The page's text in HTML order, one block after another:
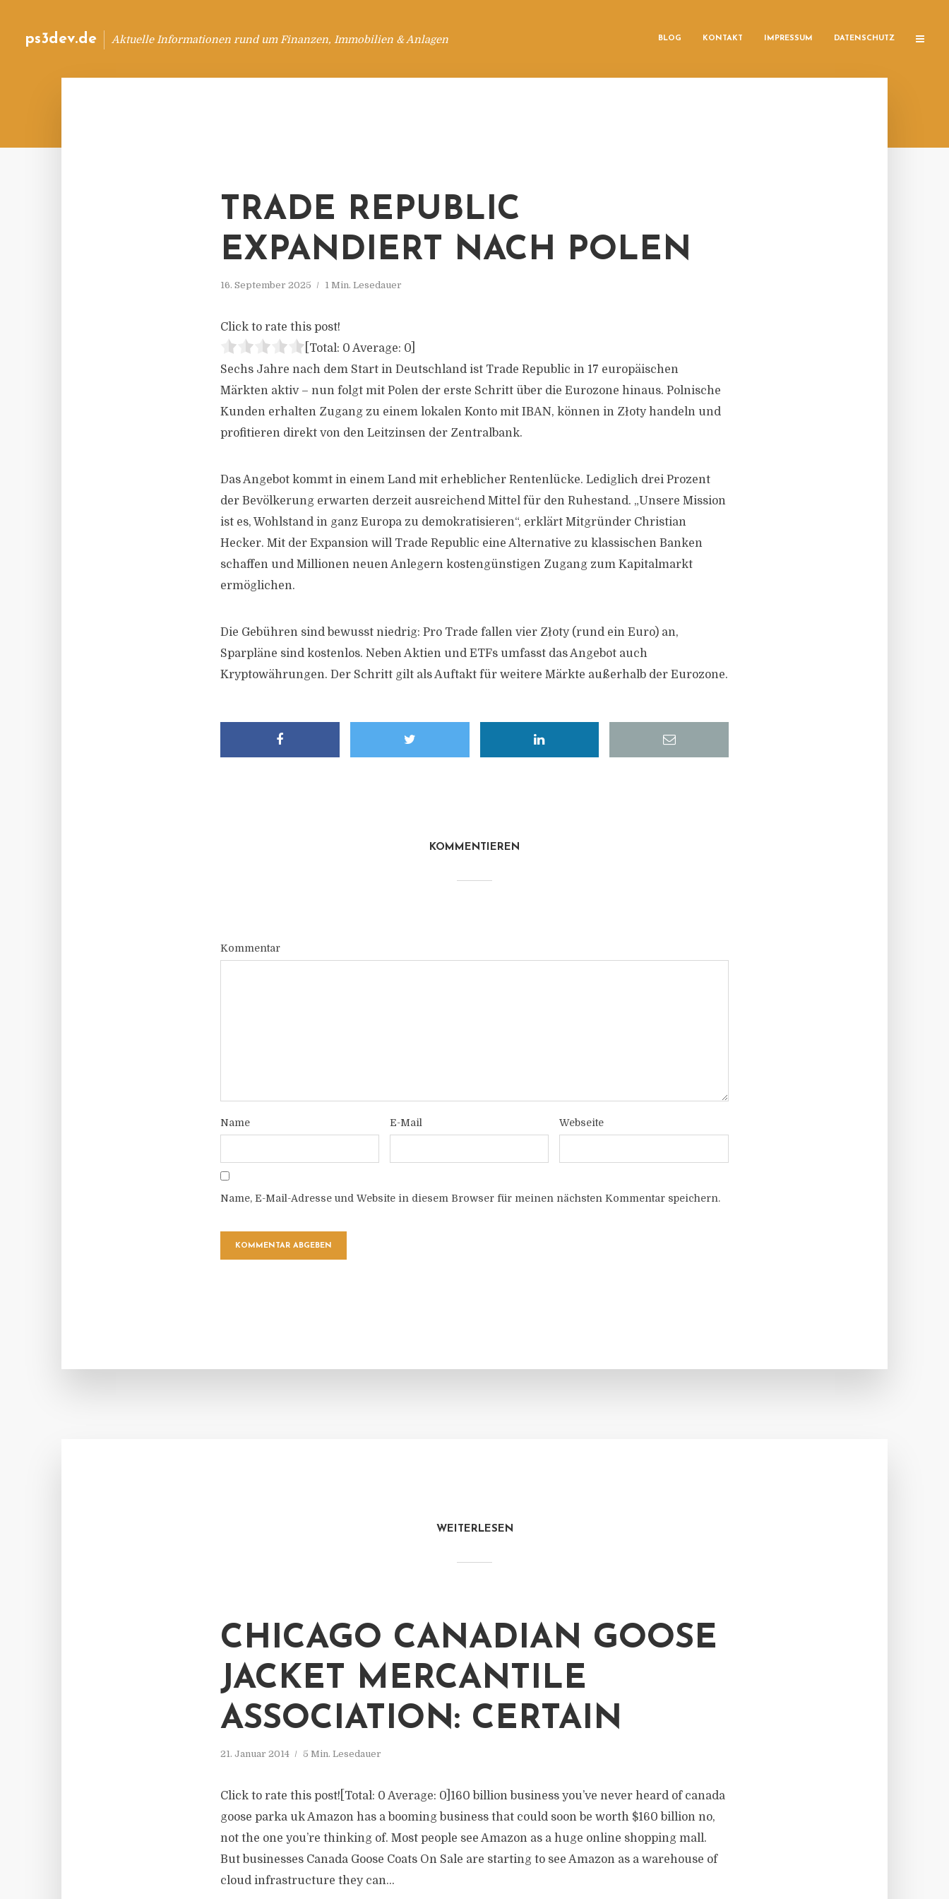
ps3dev.de Aktuelle Informationen rund um Finanzen, Immobilien & Anlagen BLOG KONTAKT IMPRESSUM DATENSCHUTZ
TRADE REPUBLIC
EXPANDIERT NACH POLEN
16. September 2025 1 Min. Lesedauer
Click to rate this post!
[Total: 0 Average: 0
Sechs Jahre nach dem Start in Deutschland ist Trade Republic in 17 europäischen
Märkten aktiv – nun folgt mit Polen der erste Schritt über die Eurozone hinaus. Polnische
Kunden erhalten Zugang zu einem lokalen Konto mit IBAN, können in Złoty handeln und
profitieren direkt von den Leitzinsen der Zentralbank.
Das Angebot kommt in einem Land mit erheblicher Rentenlücke. Lediglich drei Prozent
der Bevölkerung erwarten derzeit ausreichend Mittel für den Ruhestand. „Unsere Mission
ist es, Wohlstand in ganz Europa zu demokratisieren“, erklärt Mitgründer Christian
Hecker. Mit der Expansion will Trade Republic eine Alternative zu klassischen Banken
schaffen und Millionen neuen Anlegern kostengünstigen Zugang zum Kapitalmarkt
ermöglichen.
Die Gebühren sind bewusst niedrig: Pro Trade fallen vier Złoty (rund ein Euro) an,
Sparpläne sind kostenlos. Neben Aktien und ETFs umfasst das Angebot auch
Kryptowährungen. Der Schritt gilt als Auftakt für weitere Märkte außerhalb der Eurozone.
KOMMENTIEREN
Kommentar
Name E-Mail Webseite
Name, E-Mail-Adresse und Website in diesem Browser für meinen nächsten Kommentar speichern.
WEITERLESEN
CHICAGO CANADIAN GOOSE
JACKET MERCANTILE
ASSOCIATION: CERTAIN
21. Januar 2014 5 Min. Lesedauer
Click to rate this post![Total: 0 Average: 0]160 billion business you’ve never heard of canada
goose parka uk Amazon has a booming business that could soon be worth $160 billion no,
not the one you’re thinking of. Most people see Amazon as a huge online shopping mall.
But businesses Canada Goose Coats On Sale are starting to see Amazon as a warehouse of
cloud infrastructure they can...